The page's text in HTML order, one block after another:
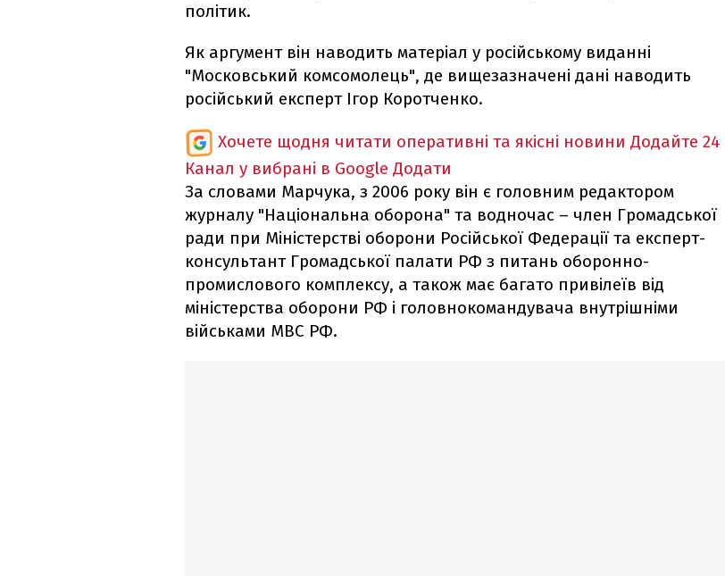
політик.
Як аргумент він наводить матеріал у російському виданні
"Московський комсомолець", де вищезазначені дані наводить
російський експерт Ігор Коротченко.
Хочете щодня читати оперативні та якісні новини Додайте 24
Канал у вибрані в Google Додати
За словами Марчука, з 2006 року він є головним редактором
журналу "Національна оборона" та водночас – член Громадської
ради при Міністерстві оборони Російської Федерації та експерт-
консультант Громадської палати РФ з питань оборонно-
промислового комплексу, а також має багато привілеїв від
міністерства оборони РФ і головнокомандувача внутрішніми
військами МВС РФ.